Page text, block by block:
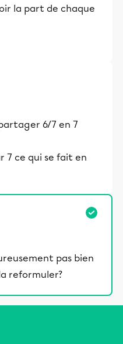
la part de chaque
6/7 en 7
7 ce qui se fait en
pas bien
reformuler?